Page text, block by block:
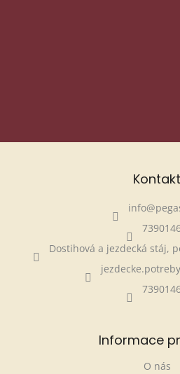
Kontakt
info@
Dostihová a jezdecká stáj,
Informace
O nás